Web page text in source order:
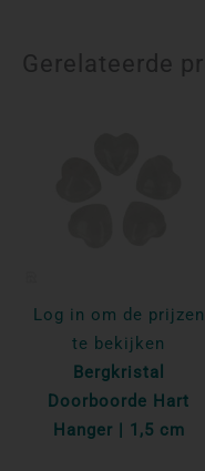
Gerelateerde
Log in om de prijzen
te bekijken
Bergkristal
Doorboorde Hart
Hanger | 1,5 cm